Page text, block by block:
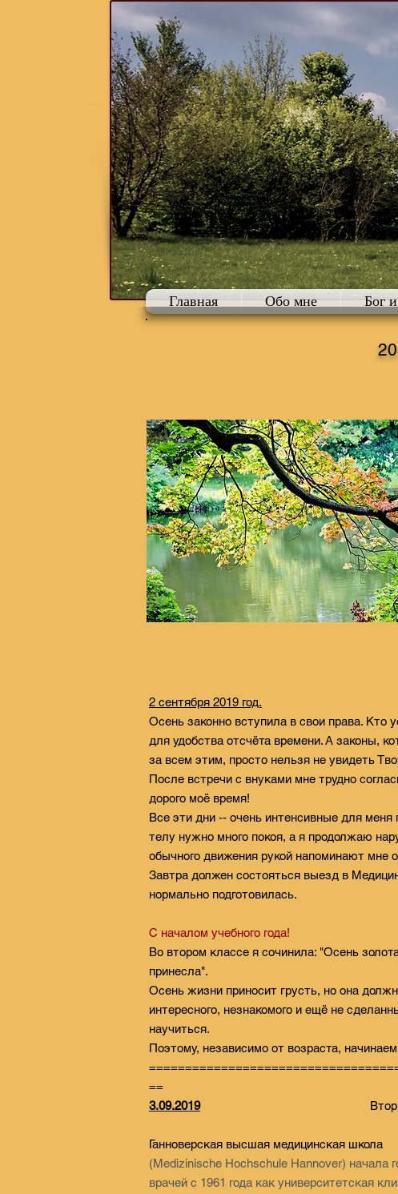
Главная Обо мне Бог
2 сентября 2019 год.
Осень законно вступила в свои права.
для удобства отсчёта времени. А законы,
за всем этим, просто нельзя не увидеть
После встречи с внуками мне трудно
дорого моё время!
Все эти дни -- очень интенсивные для
телу нужно много покоя, а я продолжаю
обычного движения рукой напоминают мне
Завтра должен состояться выезд в
нормально подготовилась.
С началом учебного года!
Во втором классе я сочинила: "Осень
принесла".
Осень жизни приносит грусть, но она
интересного, незнакомого и ещё не
научиться.
Поэтому, независимо от возраста,
==
3.09.2019
Ганноверская высшая медицинская школа
(Medizinische Hochschule Hannover) начала
врачей с 1961 года как университетская